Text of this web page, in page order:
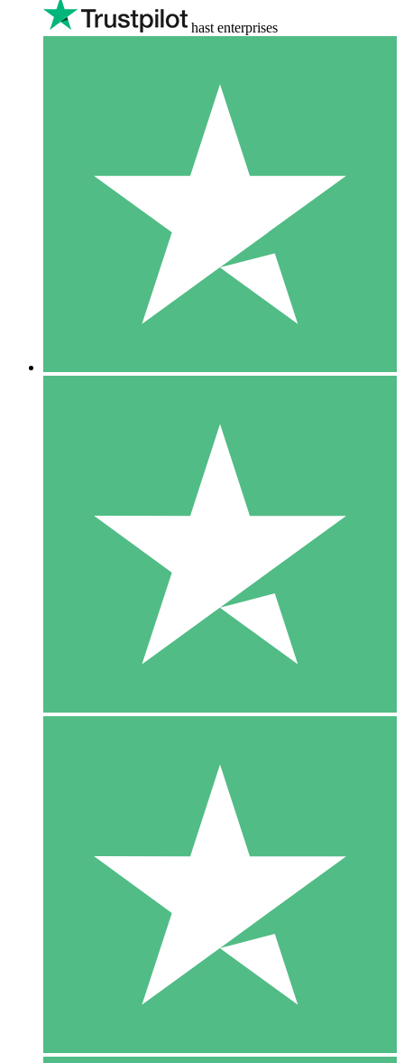
hast enterprises